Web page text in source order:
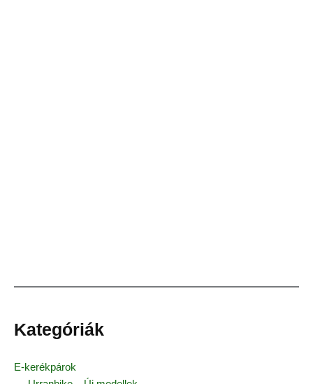
Kategóriák
E-kerékpárok